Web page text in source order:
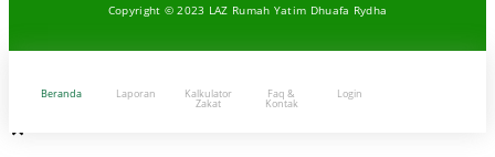
Copyright © 2023 LAZ Rumah Yatim Dhuafa Rydha
Beranda Laporan Kalkulator
Zakat
Faq &
Kontak
Login